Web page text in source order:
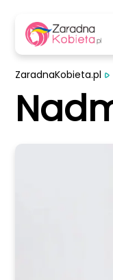
ZaradnaKobieta.pl